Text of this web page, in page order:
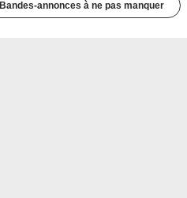
Bandes-annonces à ne pas manquer